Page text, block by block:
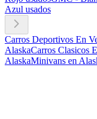
Azul usados
Carros Deportivos En
AlaskaCarros Clasicos
AlaskaMinivans en